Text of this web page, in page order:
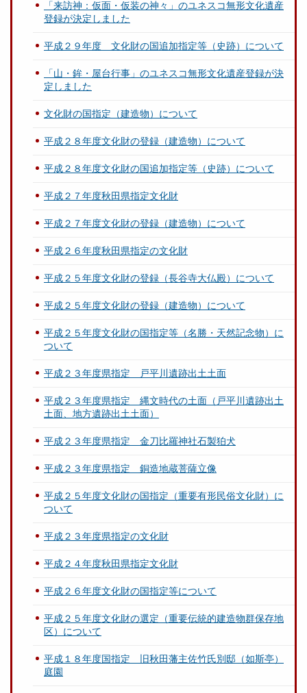
「来訪神：仮面・仮装の神々」のユネスコ無形文化遺産
登録が決定しました
平成２９年度 文化財の国追加指定等（史跡）について
「山・鉾・屋台行事」のユネスコ無形文化遺産登録が決
定しました
文化財の国指定（建造物）について
平成２８年度文化財の登録（建造物）について
平成２８年度文化財の国追加指定等（史跡）について
平成２７年度秋田県指定文化財
平成２７年度文化財の登録（建造物）について
平成２６年度秋田県指定の文化財
平成２５年度文化財の登録（長谷寺大仏殿）について
平成２５年度文化財の登録（建造物）について
平成２５年度文化財の国指定等（名勝・天然記念物）に
ついて
平成２３年度県指定 戸平川遺跡出土土面
平成２３年度県指定 縄文時代の土面（戸平川遺跡出土
土面、地方遺跡出土土面）
平成２３年度県指定 金刀比羅神社石製狛犬
平成２３年度県指定 銅造地蔵菩薩立像
平成２５年度文化財の国指定（重要有形民俗文化財）に
ついて
平成２３年度県指定の文化財
平成２４年度秋田県指定文化財
平成２６年度文化財の国指定等について
平成２５年度文化財の選定（重要伝統的建造物群保存地
区）について
平成１８年度国指定 旧秋田藩主佐竹氏別邸（如斯亭）
庭園